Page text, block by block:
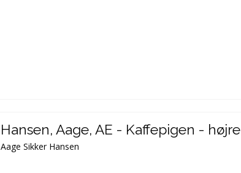
Hansen, Aage, AE - Kaffepigen - højre
Aage Sikker Hansen